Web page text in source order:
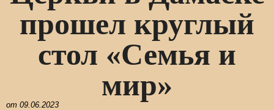
прошел круглый
стол «Семья и
мир»
от 09.06.2023